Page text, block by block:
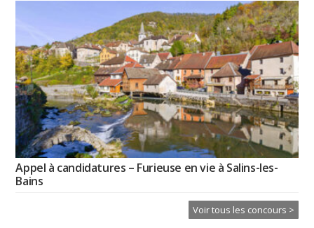
Appel à candidatures – Furieuse en vie à Salins-les-
Bains
Voir tous les concours >